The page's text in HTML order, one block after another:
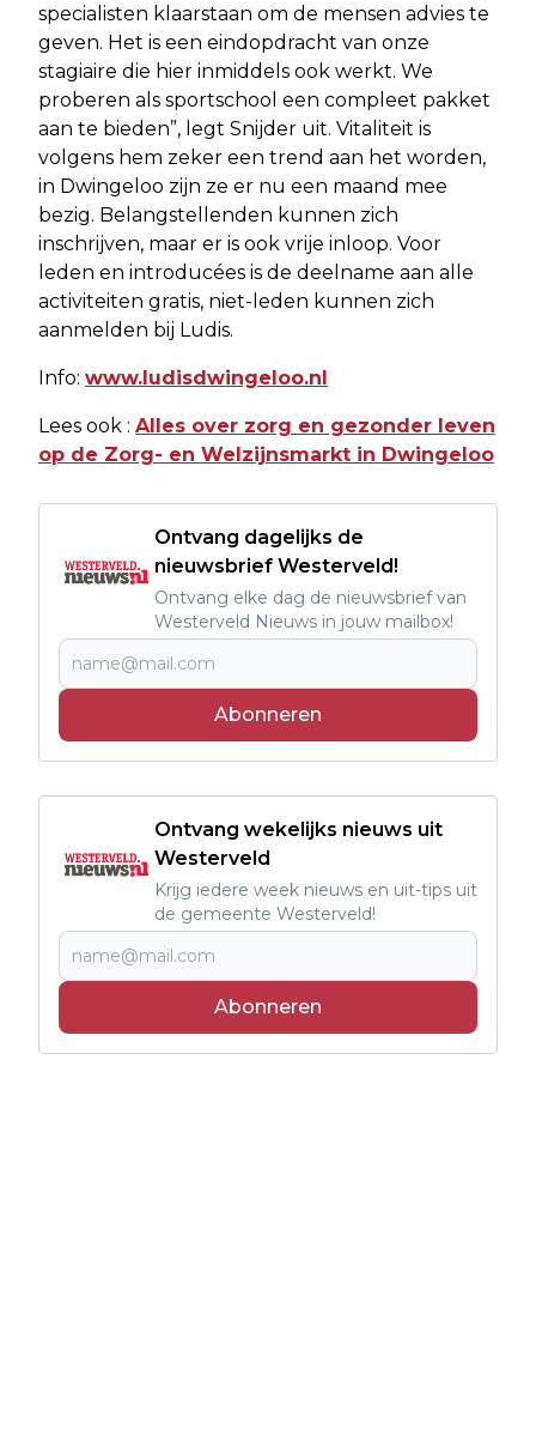
specialisten klaarstaan om de mensen advies te
geven. Het is een eindopdracht van onze
stagiaire die hier inmiddels ook werkt. We
proberen als sportschool een compleet pakket
aan te bieden”, legt Snijder uit. Vitaliteit is
volgens hem zeker een trend aan het worden,
in Dwingeloo zijn ze er nu een maand mee
bezig. Belangstellenden kunnen zich
inschrijven, maar er is ook vrije inloop. Voor
leden en introducées is de deelname aan alle
activiteiten gratis, niet-leden kunnen zich
aanmelden bij Ludis.
Info: www.ludisdwingeloo.nl
Lees ook : Alles over zorg en gezonder leven
op de Zorg- en Welzijnsmarkt in Dwingeloo
Ontvang dagelijks de
nieuwsbrief Westerveld!
Ontvang elke dag de nieuwsbrief van
Westerveld Nieuws in jouw mailbox!
Abonneren
Ontvang wekelijks nieuws uit
Westerveld
Krijg iedere week nieuws en uit-tips uit
de gemeente Westerveld!
Abonneren